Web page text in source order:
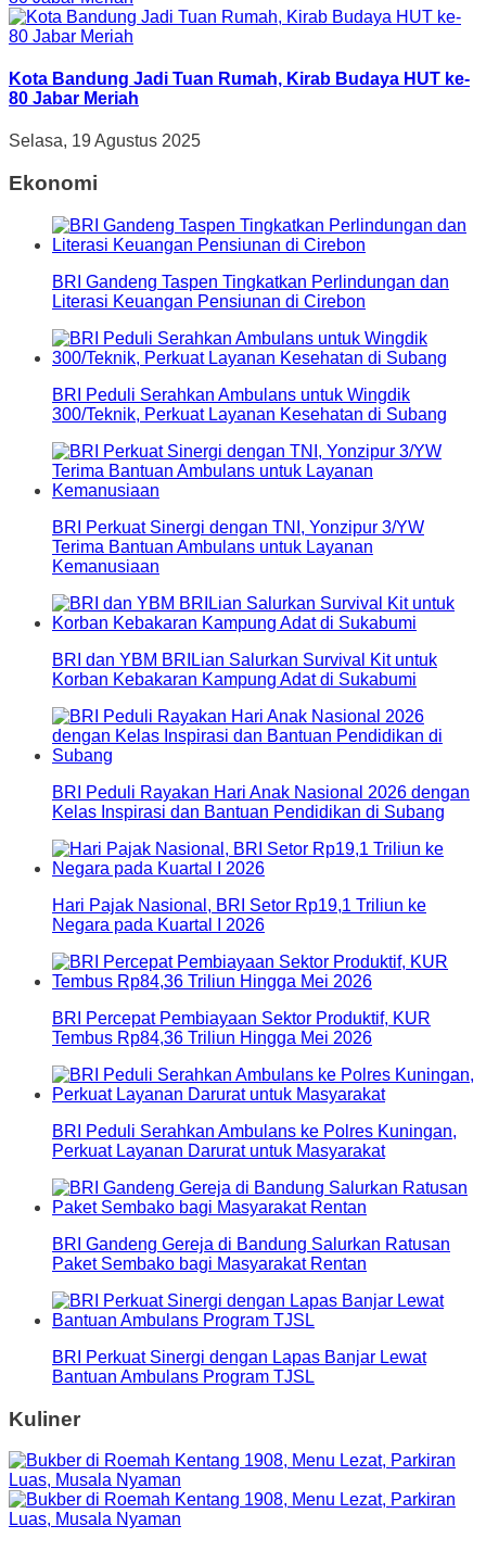
Kota Bandung Jadi Tuan Rumah, Kirab Budaya HUT ke-
80 Jabar Meriah
Selasa, 19 Agustus 2025
Ekonomi
BRI Gandeng Taspen Tingkatkan Perlindungan dan
Literasi Keuangan Pensiunan di Cirebon
BRI Peduli Serahkan Ambulans untuk Wingdik
300/Teknik, Perkuat Layanan Kesehatan di Subang
BRI Perkuat Sinergi dengan TNI, Yonzipur 3/YW
Terima Bantuan Ambulans untuk Layanan
Kemanusiaan
BRI dan YBM BRILian Salurkan Survival Kit untuk
Korban Kebakaran Kampung Adat di Sukabumi
BRI Peduli Rayakan Hari Anak Nasional 2026 dengan
Kelas Inspirasi dan Bantuan Pendidikan di Subang
Hari Pajak Nasional, BRI Setor Rp19,1 Triliun ke
Negara pada Kuartal I 2026
BRI Percepat Pembiayaan Sektor Produktif, KUR
Tembus Rp84,36 Triliun Hingga Mei 2026
BRI Peduli Serahkan Ambulans ke Polres Kuningan,
Perkuat Layanan Darurat untuk Masyarakat
BRI Gandeng Gereja di Bandung Salurkan Ratusan
Paket Sembako bagi Masyarakat Rentan
BRI Perkuat Sinergi dengan Lapas Banjar Lewat
Bantuan Ambulans Program TJSL
Kuliner